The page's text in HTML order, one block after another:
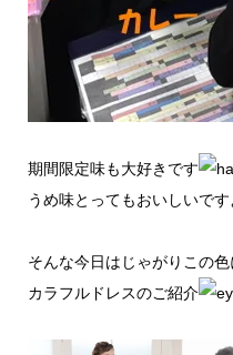
期間限定味も大好きです
うめ味とってもおいしいで
そんな今日はじゃがりこの
カラフルドレスのご紹介